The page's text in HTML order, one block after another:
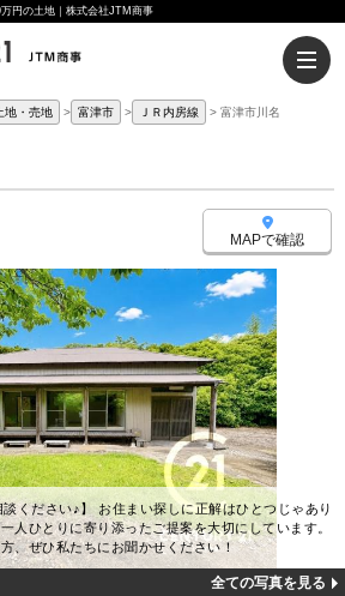
円の土地｜株式会社JTM商事
地・売地 富津市 ＪＲ内房線 富津市川名
MAPで確認
ください♪】 お住まい探しに正解はひとつじゃあり
人ひとりに寄り添ったご提案を大切にしています。
、ぜひ私たちにお聞かせください！
全ての写真を見る